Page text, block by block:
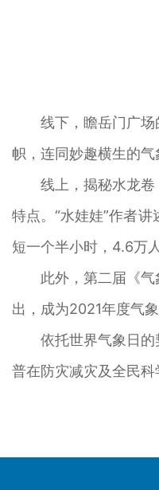
线下，瞻岳门广
帜，连同妙趣横生的气
线上，揭秘水龙
特点。“水娃娃”作者
短一个半小时，4.6万
此外，第二届《
出，成为2021年度气
依托世界气象日
普在防灾减灾及全民科